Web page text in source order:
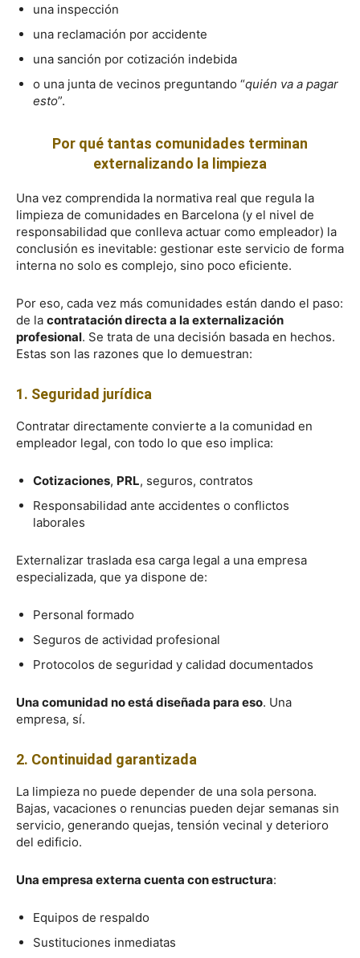
una inspección
una reclamación por accidente
una sanción por cotización indebida
o una junta de vecinos preguntando “quién va a pagar
esto”.
Por qué tantas comunidades terminan
externalizando la limpieza
Una vez comprendida la normativa real que regula la
limpieza de comunidades en Barcelona (y el nivel de
responsabilidad que conlleva actuar como empleador) la
conclusión es inevitable: gestionar este servicio de forma
interna no solo es complejo, sino poco eficiente.
Por eso, cada vez más comunidades están dando el paso:
de la contratación directa a la externalización
profesional. Se trata de una decisión basada en hechos.
Estas son las razones que lo demuestran:
1. Seguridad jurídica
Contratar directamente convierte a la comunidad en
empleador legal, con todo lo que eso implica:
Cotizaciones, PRL, seguros, contratos
Responsabilidad ante accidentes o conflictos
laborales
Externalizar traslada esa carga legal a una empresa
especializada, que ya dispone de:
Personal formado
Seguros de actividad profesional
Protocolos de seguridad y calidad documentados
Una comunidad no está diseñada para eso. Una
empresa, sí.
2. Continuidad garantizada
La limpieza no puede depender de una sola persona.
Bajas, vacaciones o renuncias pueden dejar semanas sin
servicio, generando quejas, tensión vecinal y deterioro
del edificio.
Una empresa externa cuenta con estructura:
Equipos de respaldo
Sustituciones inmediatas